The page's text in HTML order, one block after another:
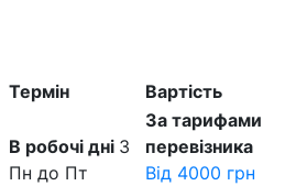
Термін Вартість
В робочі дні З
Пн до Пт
За тарифами
перевізника
Від 4000 грн